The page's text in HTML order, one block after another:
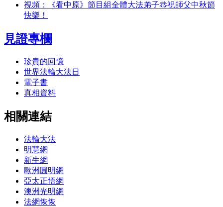
視頻：《看中原》節目組全體大法弟子恭祝師父中秋節
快樂！
見證專欄
珍貴的回憶
世界法輪大法日
電子書
真相資料
相關連結
法輪大法
明慧網
新生網
歐洲圓明網
亞太正悟網
澳洲光明網
法網恢恢